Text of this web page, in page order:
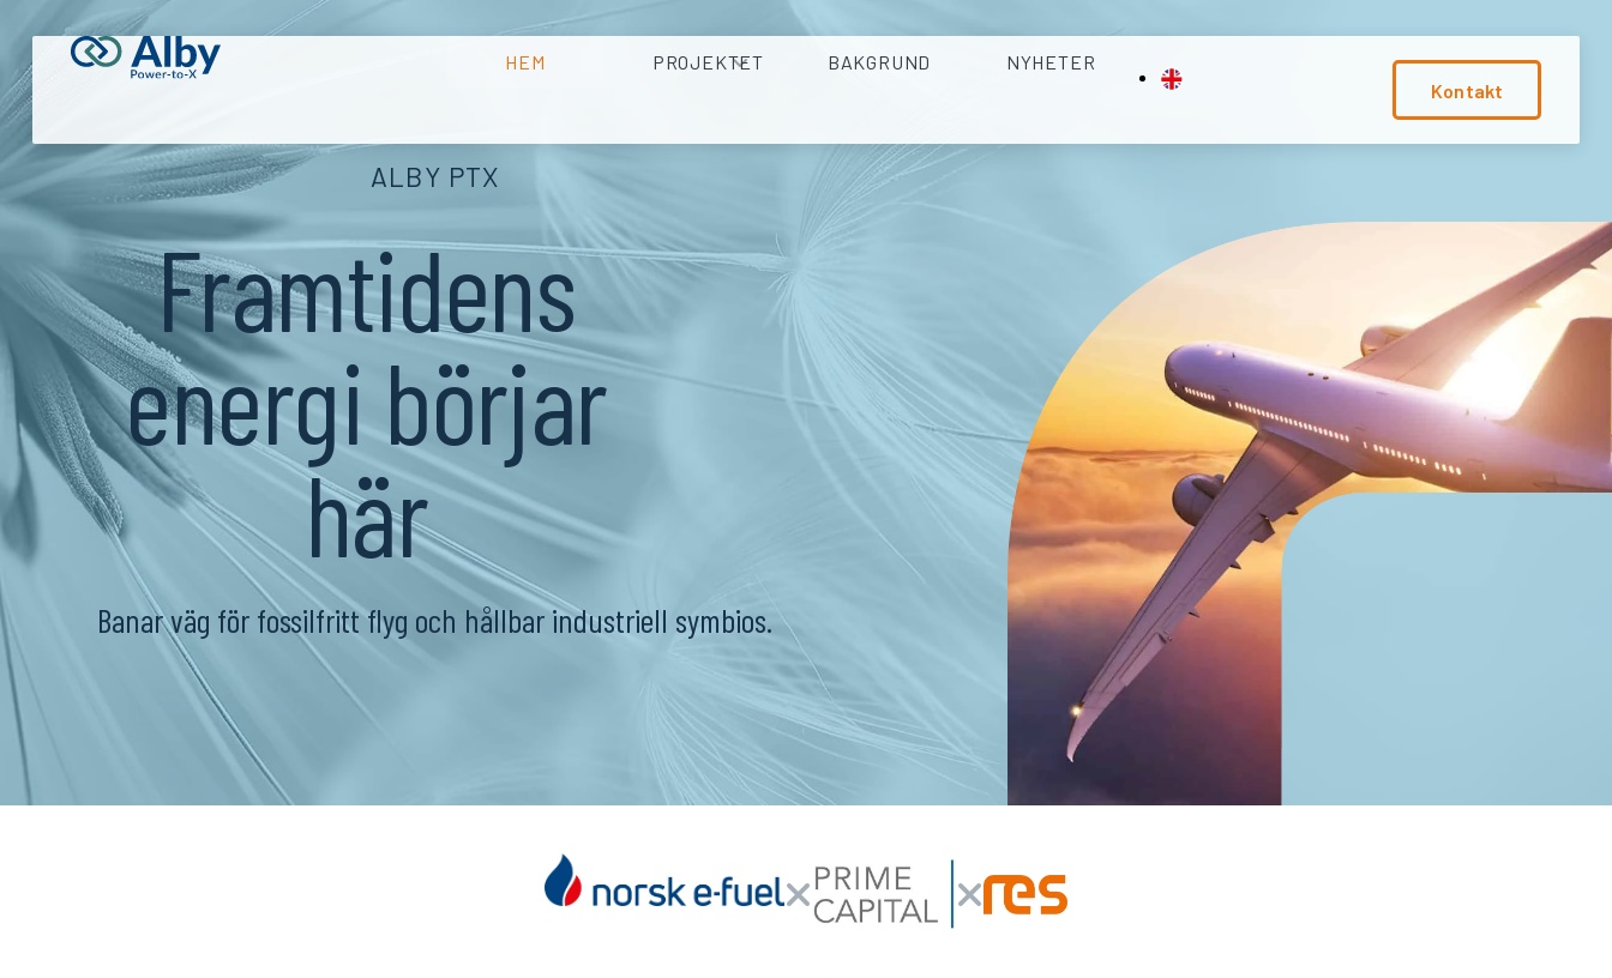
HEM PROJEKTET BAKGRUND
NYHETER
Kontakt
ALBY PTX
Framtidens
energi börjar
här
Banar väg för fossilfritt flyg och hållbar industriell symbios.